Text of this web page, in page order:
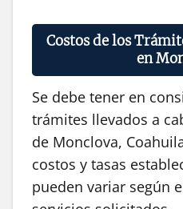
Costos de los
en
Se debe tener en
trámites llevados a
de Monclova,
costos y tasas
pueden variar según